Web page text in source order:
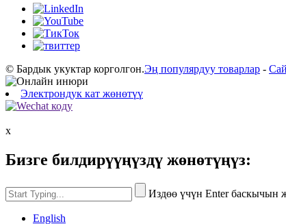
© Бардык укуктар корголгон.Эң популярдуу товарлар -
Электрондук кат жөнөтүү
x
Бизге билдирүүңүздү жөнөтүңүз:
Издөө үчүн Enter баскычын
English